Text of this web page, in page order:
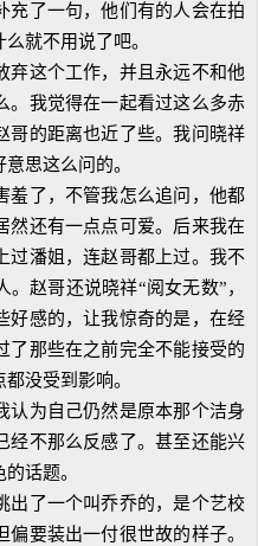
充了一句，他们有的人会在拍
就不用说了吧。
这个工作，并且永远不和他
。我觉得在一起看过这么多赤
哥的距离也近了些。我问晓祥
思这么问的。
了，不管我怎么追问，他都
然还有一点点可爱。后来我在
过潘姐，连赵哥都上过。我不
赵哥还说晓祥“阅女无数”，
好感的，让我惊奇的是，在经
了那些在之前完全不能接受的
没受到影响。
为自己仍然是原本那个洁身
经不那么反感了。甚至还能兴
话题。
了一个叫乔乔的，是个艺校
要装出一付很世故的样子。